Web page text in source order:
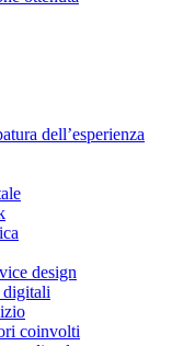
dell’esperienza
design
digitali
coinvolti